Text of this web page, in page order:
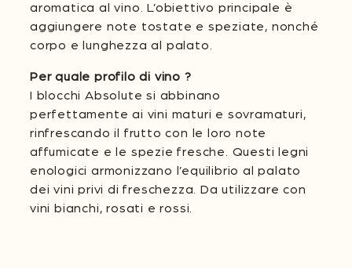
aromatica al vino. L’obiettivo principale è
aggiungere note tostate e speziate, nonché
corpo e lunghezza al palato.
Per quale profilo di vino ?
I blocchi Absolute si abbinano
perfettamente ai vini maturi e sovramaturi,
rinfrescando il frutto con le loro note
affumicate e le spezie fresche. Questi legni
enologici armonizzano l’equilibrio al palato
dei vini privi di freschezza. Da utilizzare con
vini bianchi, rosati e rossi.